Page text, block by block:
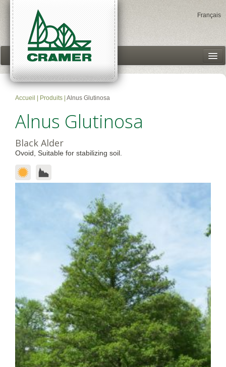
Français
Garden Centers
Products
Accès client
Accueil Produits Alnus Glutinosa
Alnus Glutinosa
Black Alder
Ovoid, Suitable for stabilizing soil.